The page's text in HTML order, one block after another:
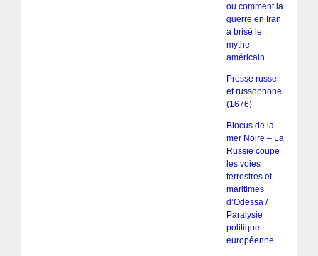
ou comment la
guerre en Iran
a brisé le
mythe
américain
Presse russe
et russophone
(1676)
Blocus de la
mer Noire – La
Russie coupe
les voies
terrestres et
maritimes
d’Odessa /
Paralysie
politique
européenne